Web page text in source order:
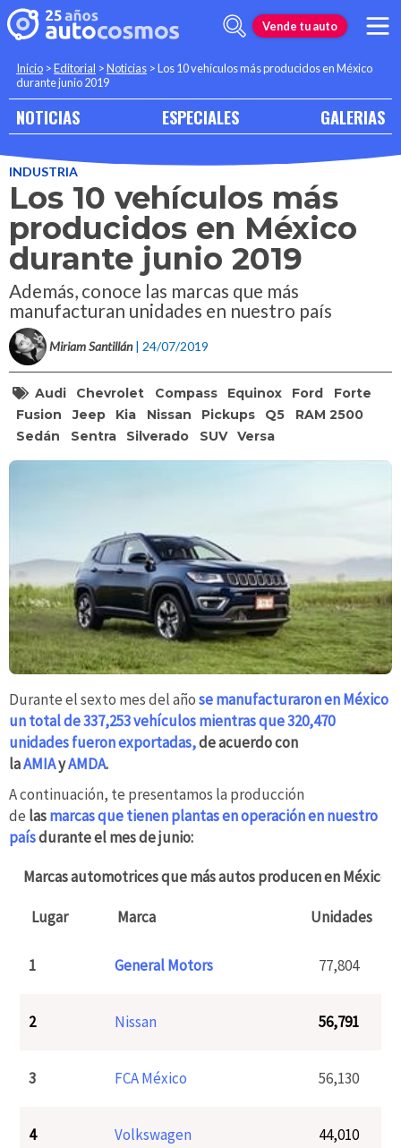
Vende tu auto
Inicio >Editorial >Noticias >Los 10 vehículos más producidos en México
durante junio 2019
NOTICIAS ESPECIALES GALERIAS
INDUSTRIA
Los 10 vehículos más
producidos en México
durante junio 2019
Además, conoce las marcas que más
manufacturan unidades en nuestro país
Miriam Santillán | 24/07/2019
Audi Chevrolet Compass Equinox Ford
Forte
Fusion
Jeep Kia Nissan Pickups Q5
RAM 2500
Sedán
Sentra Silverado SUV Versa
Durante el sexto mes del añose manufacturaron en México
un total de 337,253 vehículos mientras que 320,470
unidades fueron exportadas,de acuerdo con
laAMIAyAMDA.
A continuación, te presentamos la producción
de lasmarcas que tienen plantas en operación en nuestro
paísdurante el mes de junio:
Marcas automotrices que más autos producen en México
Lugar Marca Unidades
1 General Motors 77,804
2 Nissan 56,791
3 FCA México 56,130
4 Volkswagen 44,010